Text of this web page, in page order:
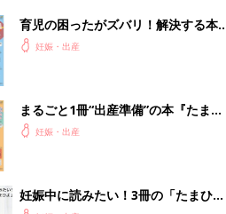
育児の困ったがズバリ！解決する本
『ひよこクラブ 秋号』 4カ月～2才
妊娠・出産
まるごと1冊“出産準備”の本『たまご
クラブ 夏号』〈スペシャル大特集〉
妊娠・出産
妊娠中に読みたい！3冊の「たまひ